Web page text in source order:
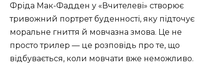
Фріда Мак-Фадден у «Вчителеві» створює
тривожний портрет буденності, яку підточує
моральне гниття й мовчазна змова. Це не
просто трилер — це розповідь про те, що
відбувається, коли мовчати вже неможливо.